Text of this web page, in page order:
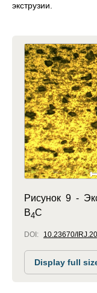
экструзии.
Рисунок 9 -
B4C
DOI: 10.23670/
Display full